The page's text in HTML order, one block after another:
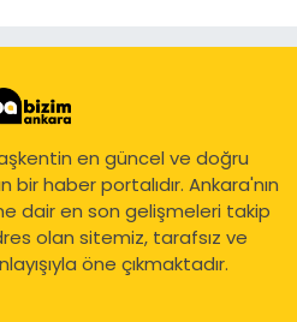
en güncel ve doğru
bir haber portalıdır. Ankara'nın
dair en son gelişmeleri takip
olan sitemiz, tarafsız ve
öne çıkmaktadır.